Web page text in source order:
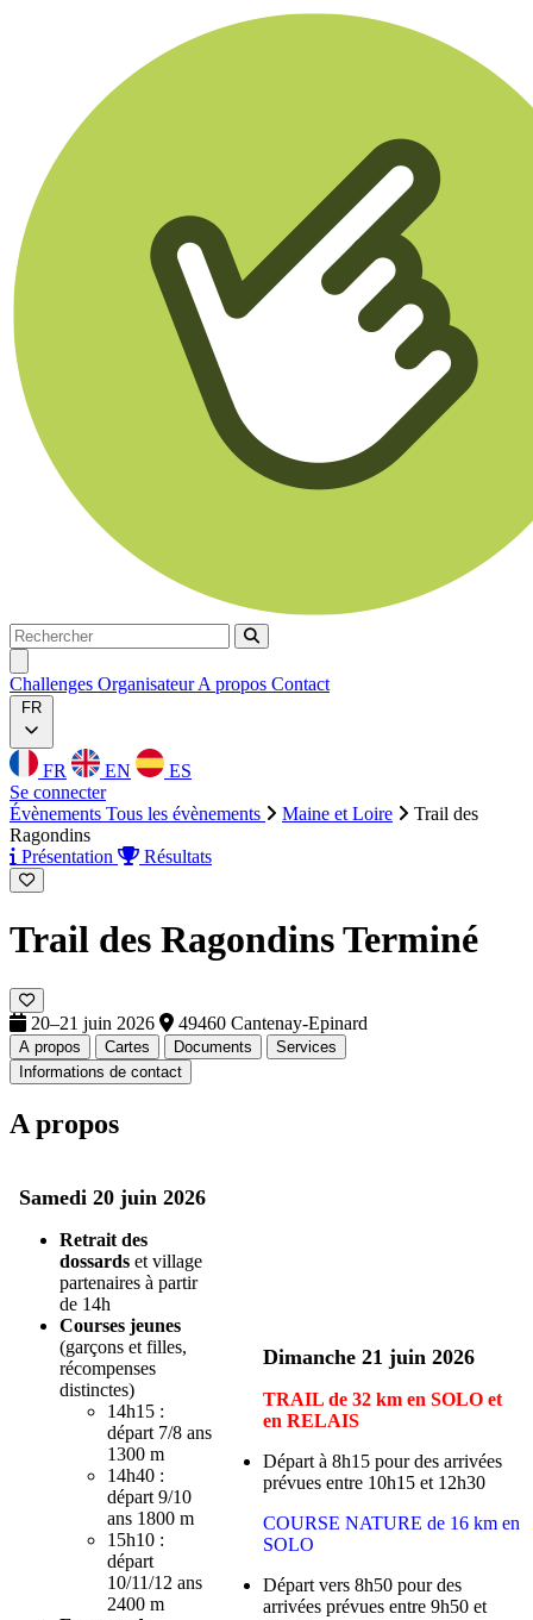
Rechercher
Rechercher
Challenges OrganisateurA propos Contact
FR
FR EN
ES
Se connecter
Évènements Tous les évènements Maine et Loire
Trail des
Ragondins
Présentation
Résultats
Trail des RagondinsTerminé
20–21 juin 2026 49460 Cantenay-Epinard
A propos Cartes Documents
Services
Informations de contact
A propos
Samedi 20 juin 2026
Retrait des
dossards et village
partenaires à partir
de 14h
Courses jeunes
(garçons et filles,
récompenses
distinctes)
14h15 :
départ 7/8 ans
1300 m
14h40 :
départ 9/10
ans 1800 m
15h10 :
départ
10/11/12 ans
2400 m
Dimanche 21 juin 2026
TRAIL de 32 km en SOLO et
en RELAIS
Départ à 8h15 pour des arrivées
prévues entre 10h15 et 12h30
COURSE NATURE de 16 km en
SOLO
Départ vers 8h50 pour des
arrivées prévues entre 9h50 et